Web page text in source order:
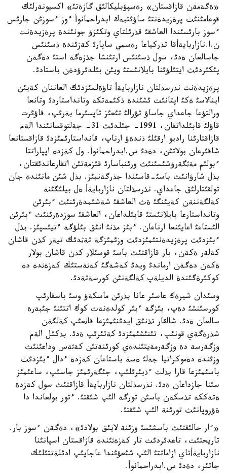
«ةگةمةن قازاقستان» رةسپؤبليكالئق گازةتئ» اكسيونةرلئك
قوعامئنئث پرةزيدةنتئ ساؤئتبةك ابدراحمانوأ ءوز ءسوزئن جارئس
ءسوز بارئسئندا العاشقئ قذرئلتاي وتكئزؤ جونئندة پرةزيدةنت
ن.ا.نازاربايةأقا تذركياعا رةسمي ساپارئ كةزئندة ذسئنئس
جاسالعان ةدئ، سول ذسئنئس ارتئنشا جذزةگة استئ دةگةن
پئكئردئث ايتئلؤئنا بايلانئستئ ويئن بئلدئرؤدةن باستادئ.
پرةزيدةنت نذرسذلتان نازاربايةأ تاؤةلسئزدئك العاننان كةيئن
اينالاسئ ةكئ اپتانئث ئشئندة ذكئمةتكة وتانداستاردئ وتانعا
ورالتؤعا جاعداي جاساؤ تؤرالئ تئعئز تاپسئرما بةرئپ، قاؤئرت
قاؤلئ قابئلداتقان، 1991- جئلدئث 31- جةلتوقسانئندا الةم
قازاقتارئنا راديو ارقئلئ ذندةؤ ارناپ، قانداستارئمئزدئ قازاقستانعا
شاقئرعان بولاتئن، دةدئ س.ابدراحمانوأ. ول كةزدة اپپاراتتا
ءبولئم مةثگةرؤشئسئنئث ورئنباسارئ قئزمةتئن اتقارعاندئقتان،
بذل شارؤانئث باسئ-قاسئندا جذرگةنبئز. بذل شئن مانئندة جان
تولقئتارلئق جاعداي. نذرسذلتان نازاربايةأ ةل بيلئگئنة
كةلگةننةن كةيئنگئ ةث العاشقئ شةشئمدةرئنئث ءبئرئن
وتانداستارعا بايلانئستئ قابئلداعان، العاشقئ سوزدةرئنئث ءبئرئن
الئستاعئ اعايئنعا ارناعان. ءبئز مذنئ انئق بئلؤگة ءتيئسپئز. بذل
ءبئزدئث پرةزيدةنتئمئزدئث وزئمئزگة تةثدئك تيةر كذن قاشان
كةلةر ةكةن، بار قازاقتئث باسئ قوسئلار كذن قاشان بولار
ةكةن دةگةن ارماندئ ويدئ كةشةگئ كةثةستئك كةزةثدة دة
كوكئرةگئندة الديلةپ كةلگةنئن كورسةتةدئ.
وسئدان شيرةك عاسئر عانا بذرئن ماسكةؤ وسئ باسقارئپ
كورسئنشئ دةپ، بئزگة ءبئر كولدةنةث كوك اتتئنئ جئبةرة
سالعان ةدئ. شالقار تذنئق ايدئنئمئزعا قاثعئپ كةلگةن
شذرةگةي قونئپ، تئنئشئمئزدئ كةتئرئپ ةدئ. بذكئل الةم
وزگةرسة دة وزگةرمةيتئندةي كورئنةتئن كةثةس وداعئنئث
وزئندة دةموكراتيا جةلئ ةسة باستاعان كةزدة ءدال ءبئزدئث
باسئمئزعا قارا بذلت ءذيئرئلئپ، جئگةرئمئز جاسئپ، ساعئمئز
سئنا جازداعان ةدئ. نذرسذلتان نازاربايةأ قازاقتئث سول كةزدة
ةتةككة تذسكةن باسئن تورگة الئپ شئقتئ. ءتور بولعاندا دا
ةؤروپانئث تورئنة الئپ شئقتئ.
«ءار حالئقتئث باسشئسئ وزئنة لايئق بولادئ»، دةگةن ءسوز بار.
تاريحتئث، تاعدئردئث تار كةزةثئندة قازاقستان اسپانئنا
نازاربايةأتاي ازاماتتئ الئپ شئعؤئندا عاجايئپ ادئلةتتئلئك
جاتئر، دةدئ س.ابدراحمانوأ.